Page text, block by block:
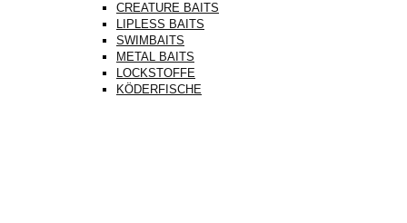
CREATURE BAITS
LIPLESS BAITS
SWIMBAITS
METAL BAITS
LOCKSTOFFE
KÖDERFISCHE